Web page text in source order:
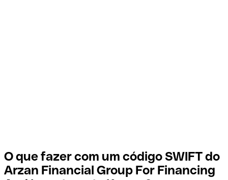
O que fazer com um código SWIFT do
Arzan Financial Group For Financing